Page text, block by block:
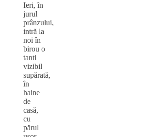
Ieri, în
jurul
prânzului,
intră la
noi în
birou o
tanti
vizibil
supărată,
în
haine
de
casă,
cu
părul